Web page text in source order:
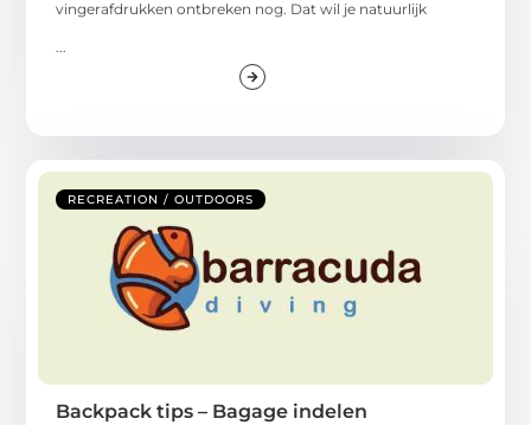
vingerafdrukken ontbreken nog. Dat wil je natuurlijk
...
RECREATION / OUTDOORS
Backpack tips – Bagage indelen